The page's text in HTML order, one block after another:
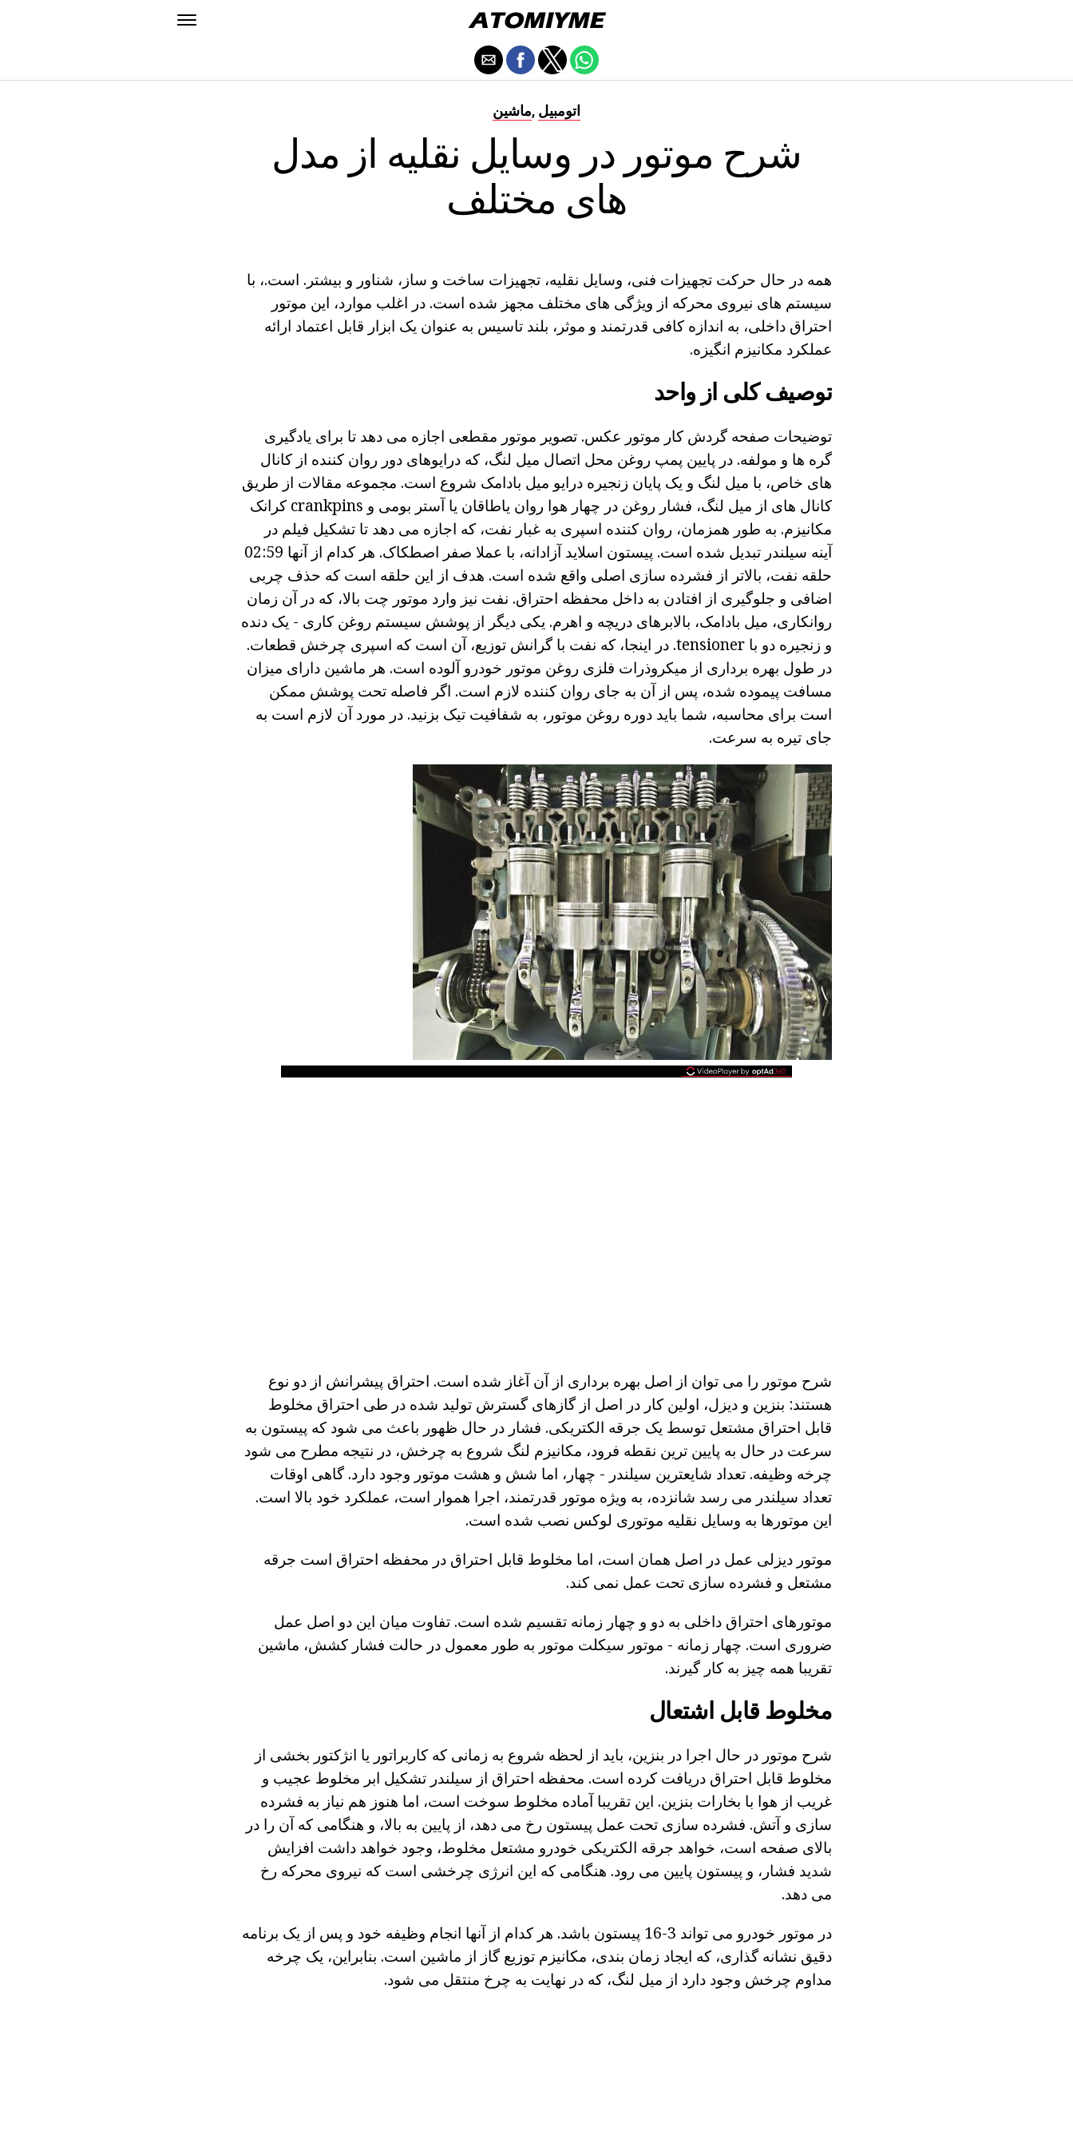
ماشین, اتومبیل
شرح موتور در وسایل نقلیه از مدل
های مختلف
همه در حال حرکت تجهیزات فنی، وسایل نقلیه، تجهیزات ساخت و ساز، شناور و بیشتر. است.، با
سیستم های نیروی محرکه از ویژگی های مختلف مجهز شده است. در اغلب موارد، این موتور
احتراق داخلی، به اندازه کافی قدرتمند و موثر، بلند تاسیس به عنوان یک ابزار قابل اعتماد ارائه
عملکرد مکانیزم انگیزه.
توصیف کلی از واحد
توضیحات صفحه گردش کار موتور عکس. تصویر موتور مقطعی اجازه می دهد تا برای یادگیری
گره ها و مولفه. در پایین پمپ روغن محل اتصال میل لنگ، که درایوهای دور روان کننده از کانال
های خاص، با میل لنگ و یک پایان زنجیره درایو میل بادامک شروع است. مجموعه مقالات از طریق
کانال های از میل لنگ، فشار روغن در چهار هوا روان یاطاقان یا آستر بومی و crankpins کرانک
مکانیزم. به طور همزمان، روان کننده اسپری به غبار نفت، که اجازه می دهد تا تشکیل فیلم در
آینه سیلندر تبدیل شده است. پیستون اسلاید آزادانه، با عملا صفر اصطکاک. هر کدام از آنها 02:59
حلقه نفت، بالاتر از فشرده سازی اصلی واقع شده است. هدف از این حلقه است که حذف چربی
اضافی و جلوگیری از افتادن به داخل محفظه احتراق. نفت نیز وارد موتور چت بالا، که در آن زمان
روانکاری، میل بادامک، بالابرهای دریچه و اهرم. یکی دیگر از پوشش سیستم روغن کاری - یک دنده
و زنجیره دو با tensioner. در اینجا، که نفت با گرانش توزیع، آن است که اسپری چرخش قطعات.
در طول بهره برداری از میکروذرات فلزی روغن موتور خودرو آلوده است. هر ماشین دارای میزان
مسافت پیموده شده، پس از آن به جای روان کننده لازم است. اگر فاصله تحت پوشش ممکن
است برای محاسبه، شما باید دوره روغن موتور، به شفافیت تیک بزنید. در مورد آن لازم است به
جای تیره به سرعت.
شرح موتور را می توان از اصل بهره برداری از آن آغاز شده است. احتراق پیشرانش از دو نوع
هستند: بنزین و دیزل، اولین کار در اصل از گازهای گسترش تولید شده در طی احتراق مخلوط
قابل احتراق مشتعل توسط یک جرقه الکتریکی. فشار در حال ظهور باعث می شود که پیستون به
سرعت در حال به پایین ترین نقطه فرود، مکانیزم لنگ شروع به چرخش، در نتیجه مطرح می شود
چرخه وظیفه. تعداد شایعترین سیلندر - چهار، اما شش و هشت موتور وجود دارد. گاهی اوقات
تعداد سیلندر می رسد شانزده، به ویژه موتور قدرتمند، اجرا هموار است، عملکرد خود بالا است.
این موتورها به وسایل نقلیه موتوری لوکس نصب شده است.
موتور دیزلی عمل در اصل همان است، اما مخلوط قابل احتراق در محفظه احتراق است جرقه
مشتعل و فشرده سازی تحت عمل نمی کند.
موتورهای احتراق داخلی به دو و چهار زمانه تقسیم شده است. تفاوت میان این دو اصل عمل
ضروری است. چهار زمانه - موتور سیکلت موتور به طور معمول در حالت فشار کشش، ماشین
تقریبا همه چیز به کار گیرند.
مخلوط قابل اشتعال
شرح موتور در حال اجرا در بنزین، باید از لحظه شروع به زمانی که کاربراتور یا انژکتور بخشی از
مخلوط قابل احتراق دریافت کرده است. محفظه احتراق از سیلندر تشکیل ابر مخلوط عجیب و
غریب از هوا با بخارات بنزین. این تقریبا آماده مخلوط سوخت است، اما هنوز هم نیاز به فشرده
سازی و آتش. فشرده سازی تحت عمل پیستون رخ می دهد، از پایین به بالا، و هنگامی که آن را در
بالای صفحه است، خواهد جرقه الکتریکی خودرو مشتعل مخلوط، وجود خواهد داشت افزایش
شدید فشار، و پیستون پایین می رود. هنگامی که این انرژی چرخشی است که نیروی محرکه رخ
می دهد.
در موتور خودرو می تواند 3-16 پیستون باشد. هر کدام از آنها انجام وظیفه خود و پس از یک برنامه
دقیق نشانه گذاری، که ایجاد زمان بندی، مکانیزم توزیع گاز از ماشین است. بنابراین، یک چرخه
مداوم چرخش وجود دارد از میل لنگ، که در نهایت به چرخ منتقل می شود.